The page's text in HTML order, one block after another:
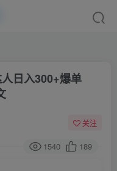
日入300+爆单
关注
1540 189